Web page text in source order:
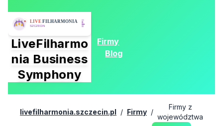
LiveFilharmo
nia Business
Symphony
Firmy
Blog
livefilharmonia.szczecin.pl / Firmy /
Firmy z
województwa